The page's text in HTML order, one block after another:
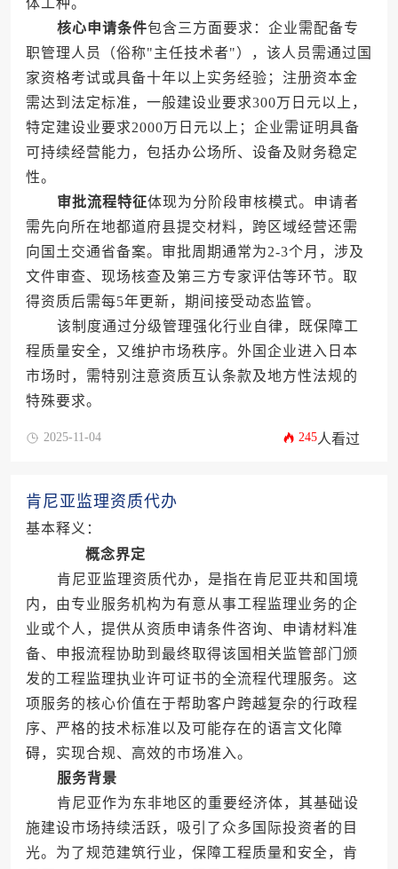
体工种。
核心申请条件包含三方面要求：企业需配备专
职管理人员（俗称"主任技术者"），该人员需通过国
家资格考试或具备十年以上实务经验；注册资本金
需达到法定标准，一般建设业要求300万日元以上，
特定建设业要求2000万日元以上；企业需证明具备
可持续经营能力，包括办公场所、设备及财务稳定
性。
审批流程特征体现为分阶段审核模式。申请者
需先向所在地都道府县提交材料，跨区域经营还需
向国土交通省备案。审批周期通常为2-3个月，涉及
文件审查、现场核查及第三方专家评估等环节。取
得资质后需每5年更新，期间接受动态监管。
该制度通过分级管理强化行业自律，既保障工
程质量安全，又维护市场秩序。外国企业进入日本
市场时，需特别注意资质互认条款及地方性法规的
特殊要求。
2025-11-04 245人看过
肯尼亚监理资质代办
基本释义：
概念界定
肯尼亚监理资质代办，是指在肯尼亚共和国境
内，由专业服务机构为有意从事工程监理业务的企
业或个人，提供从资质申请条件咨询、申请材料准
备、申报流程协助到最终取得该国相关监管部门颁
发的工程监理执业许可证书的全流程代理服务。这
项服务的核心价值在于帮助客户跨越复杂的行政程
序、严格的技术标准以及可能存在的语言文化障
碍，实现合规、高效的市场准入。
服务背景
肯尼亚作为东非地区的重要经济体，其基础设
施建设市场持续活跃，吸引了众多国际投资者的目
光。为了规范建筑行业，保障工程质量和安全，肯